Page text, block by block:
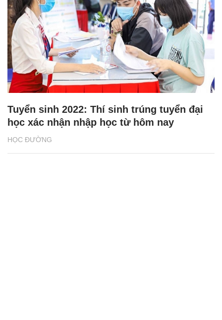
HỌC ĐƯỜNG
Tuyển sinh 2022: Thí sinh trúng tuyển đại
học xác nhận nhập học từ hôm nay